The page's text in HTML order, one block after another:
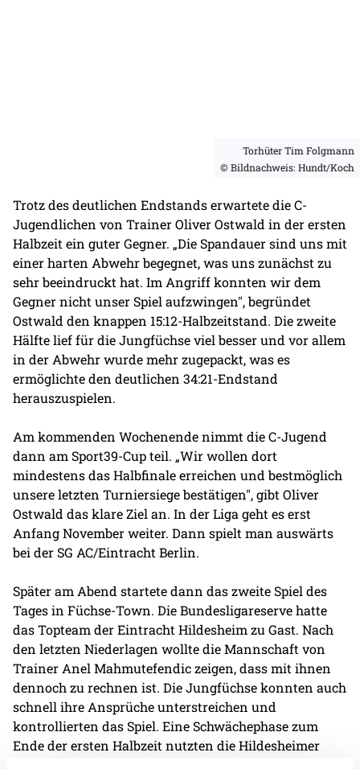
Torhüter Tim Folgmann
© Bildnachweis: Hundt/Koch
Trotz des deutlichen Endstands erwartete die C-
Jugendlichen von Trainer Oliver Ostwald in der ersten
Halbzeit ein guter Gegner. „Die Spandauer sind uns mit
einer harten Abwehr begegnet, was uns zunächst zu
sehr beeindruckt hat. Im Angriff konnten wir dem
Gegner nicht unser Spiel aufzwingen", begründet
Ostwald den knappen 15:12-Halbzeitstand. Die zweite
Hälfte lief für die Jungfüchse viel besser und vor allem
in der Abwehr wurde mehr zugepackt, was es
ermöglichte den deutlichen 34:21-Endstand
herauszuspielen.
Am kommenden Wochenende nimmt die C-Jugend
dann am Sport39-Cup teil. „Wir wollen dort
mindestens das Halbfinale erreichen und bestmöglich
unsere letzten Turniersiege bestätigen", gibt Oliver
Ostwald das klare Ziel an. In der Liga geht es erst
Anfang November weiter. Dann spielt man auswärts
bei der SG AC/Eintracht Berlin.
Später am Abend startete dann das zweite Spiel des
Tages in Füchse-Town. Die Bundesligareserve hatte
das Topteam der Eintracht Hildesheim zu Gast. Nach
den letzten Niederlagen wollte die Mannschaft von
Trainer Anel Mahmutefendic zeigen, dass mit ihnen
dennoch zu rechnen ist. Die Jungfüchse konnten auch
schnell ihre Ansprüche unterstreichen und
kontrollierten das Spiel. Eine Schwächephase zum
Ende der ersten Halbzeit nutzten die Hildesheimer